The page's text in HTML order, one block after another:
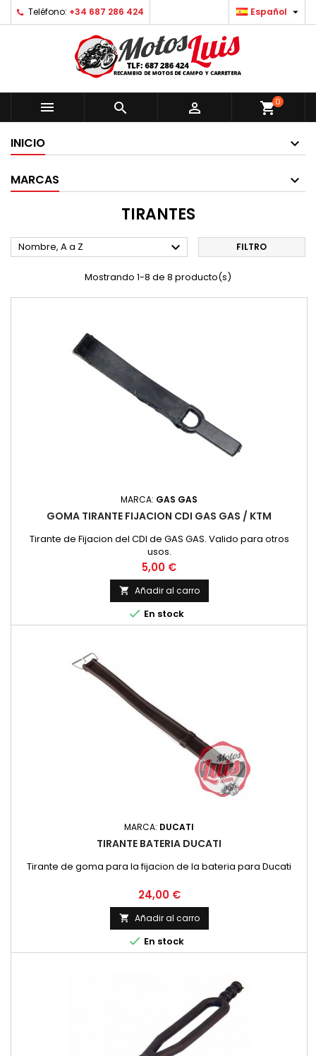
Teléfono: +34 687 286 424 Español 
   shopping_cart0
INICIO
MARCAS
TIRANTES
Nombre, A a Z  FILTRO
Mostrando 1-8 de 8 producto(s)
MARCA: GAS GAS
GOMA TIRANTE FIJACION CDI GAS GAS / KTM
Tirante de Fijacion del CDI de GAS GAS. Valido para otros
usos.
Precio
5,00 €
 Añadir al carro
 En stock
MARCA: DUCATI
TIRANTE BATERIA DUCATI
Tirante de goma para la fijacion de la bateria para Ducati
Precio
24,00 €
 Añadir al carro
 En stock